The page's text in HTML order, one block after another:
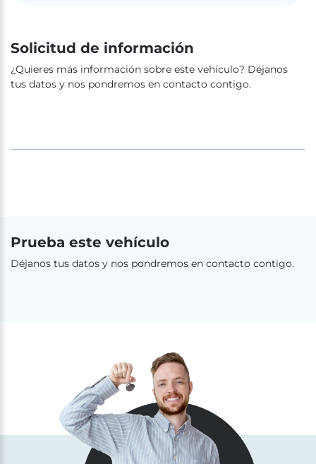
Solicitud de información
¿Quieres más información sobre este vehículo? Déjanos
tus datos y nos pondremos en contacto contigo.
Prueba este vehículo
Déjanos tus datos y nos pondremos en contacto contigo.